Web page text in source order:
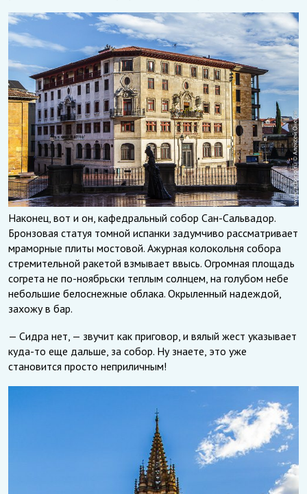
Наконец, вот и он, кафедральный собор Сан-Сальвадор.
Бронзовая статуя томной испанки задумчиво рассматривает
мраморные плиты мостовой. Ажурная колокольня собора
стремительной ракетой взмывает ввысь. Огромная площадь
согрета не по-ноябрьски теплым солнцем, на голубом небе
небольшие белоснежные облака. Окрыленный надеждой,
захожу в бар.
— Сидра нет, — звучит как приговор, и вялый жест указывает
куда-то еще дальше, за собор. Ну знаете, это уже
становится просто неприличным!